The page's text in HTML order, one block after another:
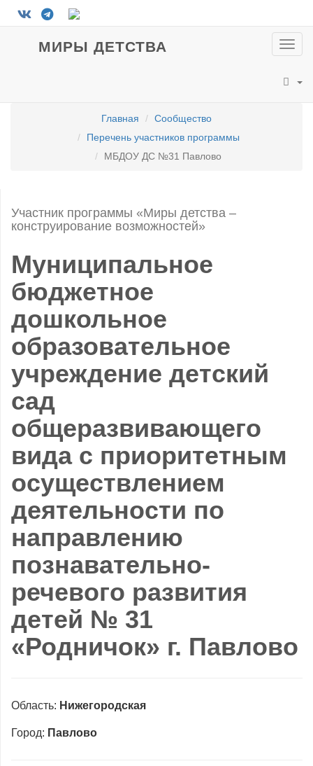
МИРЫ ДЕТСТВА
Главная
Сообщество
Перечень участников программы
МБДОУ ДС №31 Павлово
Участник программы «Миры детства –
конструирование возможностей»
Муниципальное
бюджетное
дошкольное
образовательное
учреждение детский
сад
общеразвивающего
вида с приоритетным
осуществлением
деятельности по
направлению
познавательно-
речевого развития
детей № 31
«Родничок» г. Павлово
Область: Нижегородская
Город: Павлово